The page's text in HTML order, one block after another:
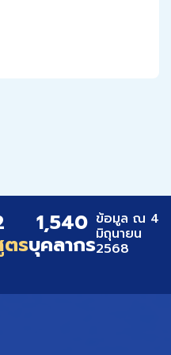
ร
1,540
บุคลากร
ข้อมูล ณ 4
มิถุนายน
2568